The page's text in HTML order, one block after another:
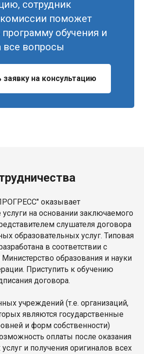
сотрудник
поможет
обучения и
все вопросы
заявку на консультацию
оказывает
на основании заключаемого
слушателя договора
образовательных услуг. Типовая
в соответствии с
образования и науки
Приступить к обучению
договора.
учреждений (т.е. организаций,
являются государственные
и форм собственности)
оплаты после оказания
и получения оригиналов всех